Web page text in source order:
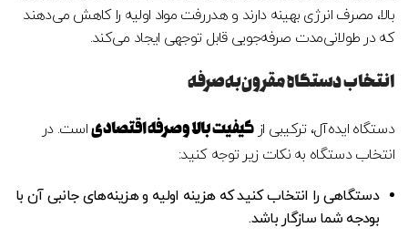
بالا، مصرف انرژی بهینه دارند و هدررفت مواد اولیه را کاهش می‌دهند
که در طولانی‌مدت صرفه‌جویی قابل توجهی ایجاد می‌کند.
انتخاب دستگاه مقرون‌به‌صرفه
دستگاه ایده‌آل، ترکیبی ازکیفیت بالا و صرفه اقتصادیاست. در
انتخاب دستگاه به نکات زیر توجه کنید:
دستگاهی را انتخاب کنید که هزینه اولیه و هزینه‌های جانبی آن با
بودجه شما سازگار باشد.